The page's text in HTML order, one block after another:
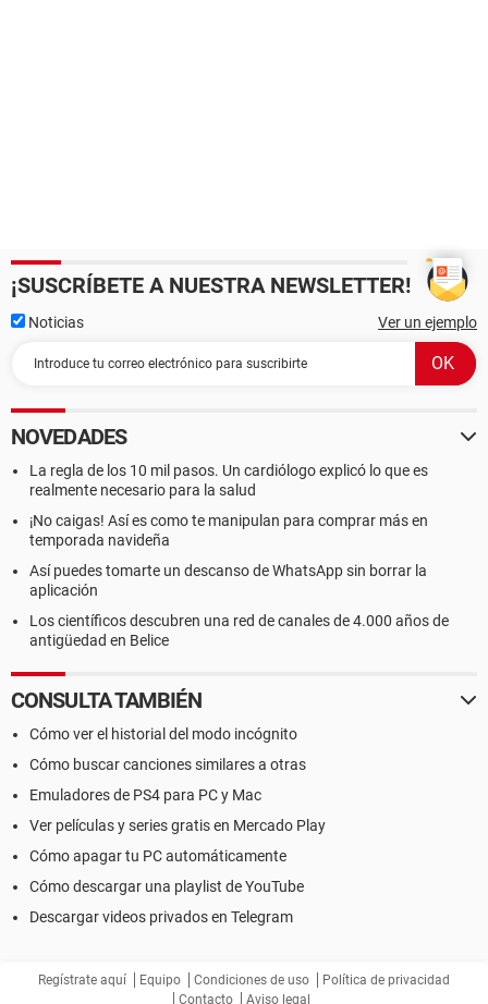
¡SUSCRÍBETE A NUESTRA NEWSLETTER!
Noticias Ver un ejemplo
NOVEDADES
La regla de los 10 mil pasos. Un cardiólogo explicó lo que es
realmente necesario para la salud
¡No caigas! Así es como te manipulan para comprar más en
temporada navideña
Así puedes tomarte un descanso de WhatsApp sin borrar la
aplicación
Los científicos descubren una red de canales de 4.000 años de
antigüedad en Belice
CONSULTA TAMBIÉN
Cómo ver el historial del modo incógnito
Cómo buscar canciones similares a otras
Emuladores de PS4 para PC y Mac
Ver películas y series gratis en Mercado Play
Cómo apagar tu PC automáticamente
Cómo descargar una playlist de YouTube
Descargar videos privados en Telegram
Regístrate aquí Equipo Condiciones de uso
Política de privacidad
Contacto
Aviso legal